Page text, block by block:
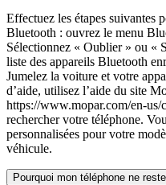
Effectuez les étapes suivantes
Bluetooth : ouvrez le menu
Sélectionnez « Oublier » ou «
liste des appareils Bluetooth
Jumelez la voiture et votre
d’aide, utilisez l’aide du site
https://www.mopar.com/en-
rechercher votre téléphone.
personnalisées pour votre
véhicule.
Pourquoi mon téléphone ne